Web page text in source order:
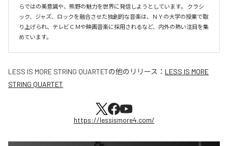
らではの美意識や、熊野の魅力を世界に発信しようとしています。 クラシ
ック、ジャズ、ロックを融合させた独創的な音楽は、ＮＹの大学の授業で取
り上げられ、テレビＣＭや映画音楽に採用されるなど、内外の熱い注目を集
めています。
LESS IS MORE STRING QUARTETの他のリリース： LESS IS MORE
STRING QUARTET
https://lessismore4.com/